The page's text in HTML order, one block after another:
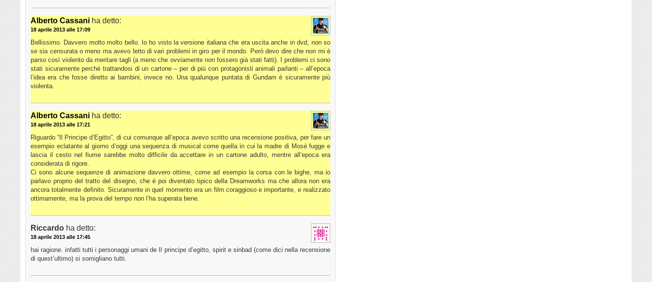
Alberto Cassani ha detto:
18 aprile 2013 alle 17:09
Bellissimo. Davvero molto molto bello. Io ho visto la versione italiana che era uscita anche in dvd, non so
se sia censurata o meno ma avevo letto di vari problemi in giro per il mondo. Però devo dire che non mi è
parso così violento da meritare tagli (a meno che ovviamente non fossero già stati fatti). I problemi ci sono
stati sicuramente perché trattandosi di un cartone – per di più con protagonisti animali parlanti – all’epoca
l’idea era che fosse diretto ai bambini, invece no. Una qualunque puntata di Gundam è sicuramente più
violenta.
Alberto Cassani ha detto:
18 aprile 2013 alle 17:21
Riguardo “Il Principe d’Egitto”, di cui comunque all’epoca avevo scritto una recensione positiva, per fare un
esempio eclatante al giorno d’oggi una sequenza di musical come quella in cui la madre di Mosè fugge e
lascia il cesto nel fiume sarebbe molto difficile da accettare in un cartone adulto, mentre all’epoca era
considerata di rigore.
Ci sono alcune sequenze di animazione davvero ottime, come ad esempio la corsa con le bighe, ma io
parlavo proprio del tratto del disegno, che è poi diventato tipico della Dreamworks ma che allora non era
ancora totalmente definito. Sicuramente in quel momento era un film coraggioso e importante, e realizzato
ottimamente, ma la prova del tempo non l’ha superata bene.
Riccardo ha detto:
18 aprile 2013 alle 17:45
hai ragione. infatti tutti i personaggi umani de Il principe d’egitto, spirit e sinbad (come dici nella recensione
di quest’ultimo) si somigliano tutti.